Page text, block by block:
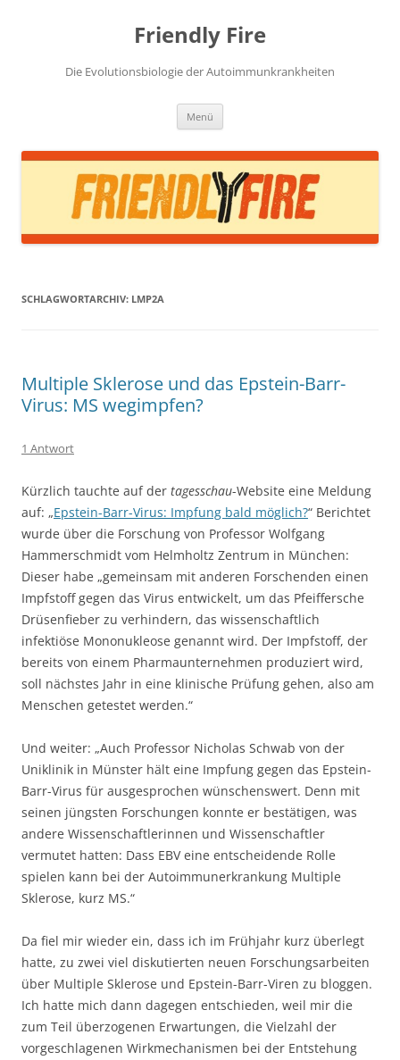
Friendly Fire
Die Evolutionsbiologie der Autoimmunkrankheiten
Menü
SCHLAGWORTARCHIV: LMP2A
Multiple Sklerose und das Epstein-Barr-
Virus: MS wegimpfen?
1 Antwort
Kürzlich tauchte auf der tagesschau-Website eine Meldung
auf: „Epstein-Barr-Virus: Impfung bald möglich?“ Berichtet
wurde über die Forschung von Professor Wolfgang
Hammerschmidt vom Helmholtz Zentrum in München:
Dieser habe „gemeinsam mit anderen Forschenden einen
Impfstoff gegen das Virus entwickelt, um das Pfeiffersche
Drüsenfieber zu verhindern, das wissenschaftlich
infektiöse Mononukleose genannt wird. Der Impfstoff, der
bereits von einem Pharmaunternehmen produziert wird,
soll nächstes Jahr in eine klinische Prüfung gehen, also am
Menschen getestet werden.“
Und weiter: „Auch Professor Nicholas Schwab von der
Uniklinik in Münster hält eine Impfung gegen das Epstein-
Barr-Virus für ausgesprochen wünschenswert. Denn mit
seinen jüngsten Forschungen konnte er bestätigen, was
andere Wissenschaftlerinnen und Wissenschaftler
vermutet hatten: Dass EBV eine entscheidende Rolle
spielen kann bei der Autoimmunerkrankung Multiple
Sklerose, kurz MS.“
Da fiel mir wieder ein, dass ich im Frühjahr kurz überlegt
hatte, zu zwei viel diskutierten neuen Forschungsarbeiten
über Multiple Sklerose und Epstein-Barr-Viren zu bloggen.
Ich hatte mich dann dagegen entschieden, weil mir die
zum Teil überzogenen Erwartungen, die Vielzahl der
vorgeschlagenen Wirkmechanismen bei der Entstehung